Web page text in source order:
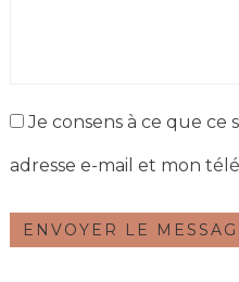
Je consens à ce que ce
adresse e-mail et mon
ENVOYER LE